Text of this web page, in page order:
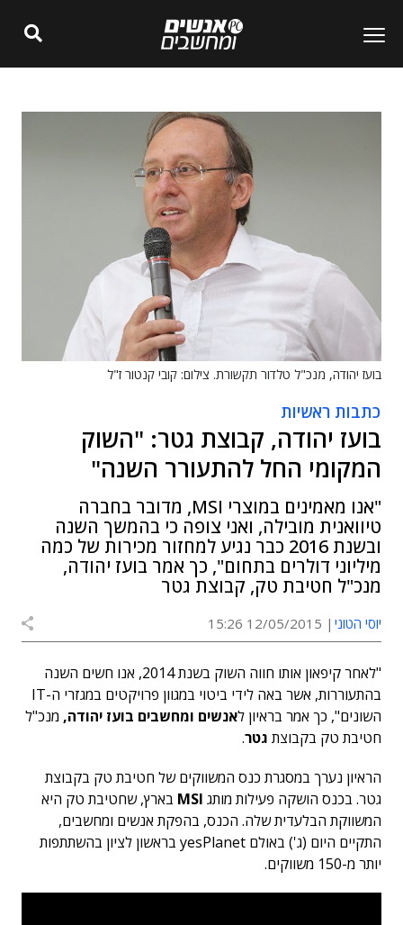
בועז יהודה, מנכ"ל טלדור תקשורת. צילום: קובי קנטור ז"ל
כתבות ראשיות
בועז יהודה, קבוצת גטר: "השוק
המקומי החל להתעורר השנה"
"אנו מאמינים במוצרי MSI, מדובר בחברה
טיוואנית מובילה, ואני צופה כי בהמשך השנה
ובשנת 2016 כבר נגיע למחזור מכירות של כמה
מיליוני דולרים בתחום", כך אמר בועז יהודה,
מנכ"ל חטיבת טק, קבוצת גטר
יוסי הטוני 12/05/2015 15:26
"לאחר קיפאון אותו חווה השוק בשנת 2014, אנו חשים השנה
בהתעוררות, אשר באה לידי ביטוי במגוון פרויקטים במגזרי ה-IT
השונים", כך אמר בראיון לאנשים ומחשבים בועז יהודה, מנכ"ל
חטיבת טק בקבוצת גטר.
הראיון נערך במסגרת כנס המשווקים של חטיבת טק בקבוצת
גטר. בכנס הושקה פעילות מותג MSI בארץ, שחטיבת טק היא
המשווקת הבלעדית שלה. הכנס, בהפקת אנשים ומחשבים,
התקיים היום (ג') באולם yesPlanet בראשון לציון בהשתתפות
יותר מ-150 משווקים.